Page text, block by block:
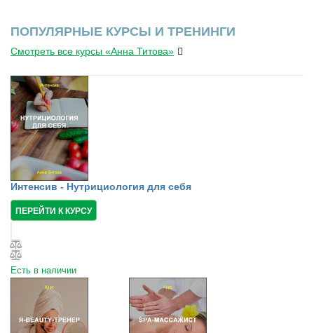
ПОПУЛЯРНЫЕ КУРСЫ И ТРЕНИНГИ
Смотреть все курсы «Анна Титова»
Интенсив - Нутрициология для себя
ПЕРЕЙТИ К КУРСУ
Есть в наличии